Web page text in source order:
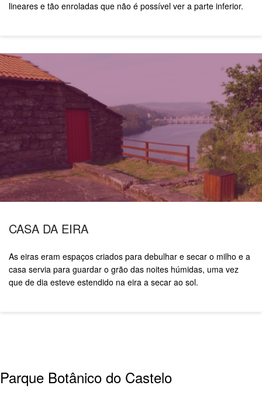
lineares e tão enroladas que não é possível ver a parte inferior.
CASA DA EIRA
As eiras eram espaços criados para debulhar e secar o milho e a
casa servia para guardar o grão das noites húmidas, uma vez
que de dia esteve estendido na eira a secar ao sol.
Parque Botânico do Castelo